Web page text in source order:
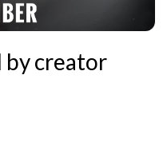
by creator